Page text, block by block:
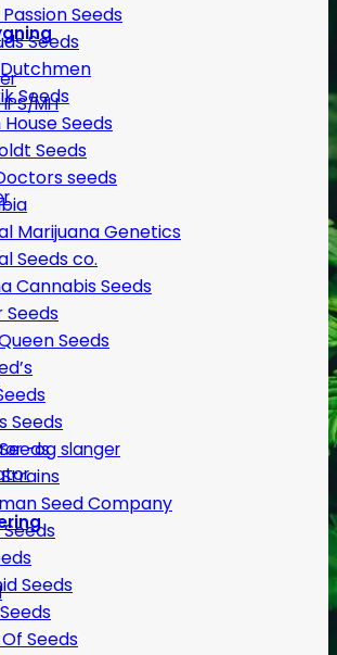
MH
-og slanger
Seeds
Seeds
Seeds
Seeds
Seeds
seeds
Marijuana Genetics
Seeds co.
Cannabis Seeds
Seeds
Seeds
Seeds
Seed Company
Seeds
Seeds